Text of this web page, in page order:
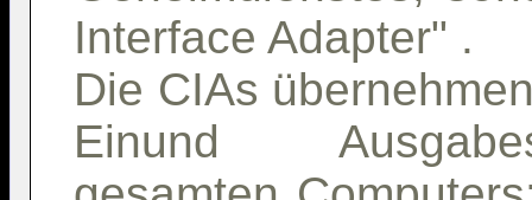
Interface Adapter" .
Die CIAs
Einund